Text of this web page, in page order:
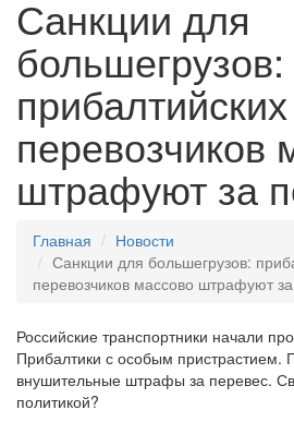
Санкции для
большегрузов:
прибалтийских
перевозчиков
штрафуют за
Главная
Новости
Санкции для большегрузов:
перевозчиков массово штрафуют
Российские транспортники начали
Прибалтики с особым пристрастием.
внушительные штрафы за перевес.
политикой?